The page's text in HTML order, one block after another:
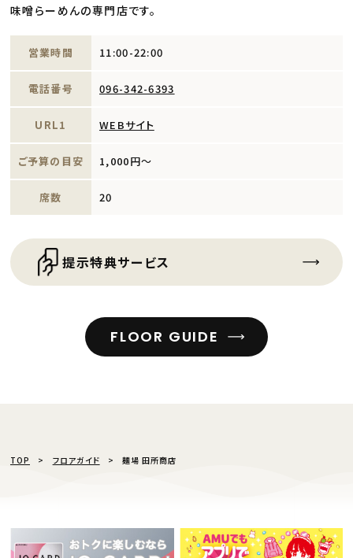
味噌らーめんの専門店です。
営業時間 11:00-22:00
電話番号 096-342-6393
URL1 WEBサイト
ご予算の目安 1,000円～
席数 20
提示特典サービス
FLOOR GUIDE
TOP フロアガイド 麺場 田所商店